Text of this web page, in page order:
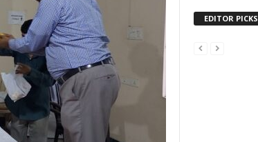
EDITOR PICKS